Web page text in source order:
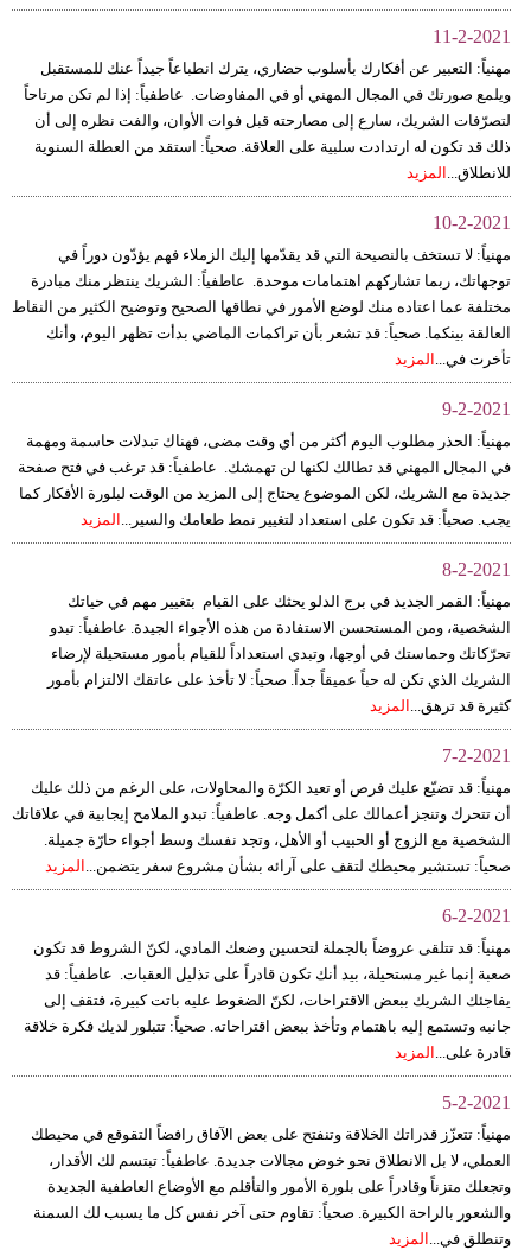
11-2-2021
مهنياً: التعبير عن أفكارك بأسلوب حضاري، يترك انطباعاً جيداً عنك للمستقبل
ويلمع صورتك في المجال المهني أو في المفاوضات. عاطفياً: إذا لم تكن مرتاحاً
لتصرّفات الشريك، سارع إلى مصارحته قبل فوات الأوان، والفت نظره إلى أن
ذلك قد تكون له ارتدادت سلبية على العلاقة. صحياً: استقد من العطلة السنوية
للانطلاق... المزيد
10-2-2021
مهنياً: لا تستخف بالنصيحة التي قد يقدّمها إليك الزملاء فهم يؤدّون دوراً في
توجهاتك، ربما تشاركهم اهتمامات موحدة. عاطفياً: الشريك ينتظر منك مبادرة
مختلفة عما اعتاده منك لوضع الأمور في نطاقها الصحيح وتوضيح الكثير من النقاط
العالقة بينكما. صحياً: قد تشعر بأن تراكمات الماضي بدأت تظهر اليوم، وأنك
تأخرت في... المزيد
9-2-2021
مهنياً: الحذر مطلوب اليوم أكثر من أي وقت مضى، فهناك تبدلات حاسمة ومهمة
في المجال المهني قد تطالك لكنها لن تهمشك. عاطفياً: قد ترغب في فتح صفحة
جديدة مع الشريك، لكن الموضوع يحتاج إلى المزيد من الوقت لبلورة الأفكار كما
يجب. صحياً: قد تكون على استعداد لتغيير نمط طعامك والسير... المزيد
8-2-2021
مهنياً: القمر الجديد في برج الدلو يحثك على القيام بتغيير مهم في حياتك
الشخصية، ومن المستحسن الاستفادة من هذه الأجواء الجيدة. عاطفياً: تبدو
تحرّكاتك وحماستك في أوجها، وتبدي استعداداً للقيام بأمور مستحيلة لإرضاء
الشريك الذي تكن له حباً عميقاً جداً. صحياً: لا تأخذ على عاتقك الالتزام بأمور
كثيرة قد ترهق... المزيد
7-2-2021
مهنياً: قد تضيّع عليك فرص أو تعيد الكرّة والمحاولات، على الرغم من ذلك عليك
أن تتحرك وتنجز أعمالك على أكمل وجه. عاطفياً: تبدو الملامح إيجابية في علاقاتك
الشخصية مع الزوج أو الحبيب أو الأهل، وتجد نفسك وسط أجواء حارّة جميلة.
صحياً: تستشير محيطك لتقف على آرائه بشأن مشروع سفر يتضمن... المزيد
6-2-2021
مهنياً: قد تتلقى عروضاً بالجملة لتحسين وضعك المادي، لكنّ الشروط قد تكون
صعبة إنما غير مستحيلة، بيد أنك تكون قادراً على تذليل العقبات. عاطفياً: قد
يفاجئك الشريك ببعض الاقتراحات، لكنّ الضغوط عليه باتت كبيرة، فتقف إلى
جانبه وتستمع إليه باهتمام وتأخذ ببعض اقتراحاته. صحياً: تتبلور لديك فكرة خلاقة
قادرة على... المزيد
5-2-2021
مهنياً: تتعزّز قدراتك الخلاقة وتنفتح على بعض الآفاق رافضاً التقوقع في محيطك
العملي، لا بل الانطلاق نحو خوض مجالات جديدة. عاطفياً: تبتسم لك الأقدار،
وتجعلك متزناً وقادراً على بلورة الأمور والتأقلم مع الأوضاع العاطفية الجديدة
والشعور بالراحة الكبيرة. صحياً: تقاوم حتى آخر نفس كل ما يسبب لك السمنة
وتنطلق في... المزيد